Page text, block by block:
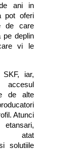
ani in
pot oferi
de care
pe deplin
vi le
SKF, iar,
de alte
Atunci
atat
solutiile